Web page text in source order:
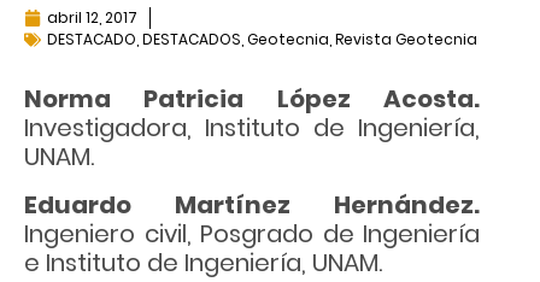
abril 12, 2017
DESTACADO DESTACADOS Geotecnia Revista Geotecnia
Norma Patricia López Acosta.
Investigadora, Instituto de Ingeniería,
UNAM.
Eduardo Martínez Hernández.
Ingeniero civil, Posgrado de Ingeniería
e Instituto de Ingeniería, UNAM.